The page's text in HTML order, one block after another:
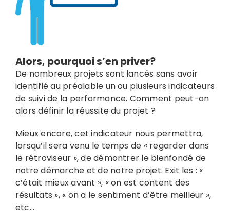
Alors, pourquoi s’en priver?
De nombreux projets sont lancés sans avoir
identifié au préalable un ou plusieurs indicateurs
de suivi de la performance. Comment peut-on
alors définir la réussite du projet ?
Mieux encore, cet indicateur nous permettra,
lorsqu’il sera venu le temps de « regarder dans
le rétroviseur », de démontrer le bienfondé de
notre démarche et de notre projet. Exit les : «
c’était mieux avant », « on est content des
résultats », « on a le sentiment d’être meilleur »,
etc…